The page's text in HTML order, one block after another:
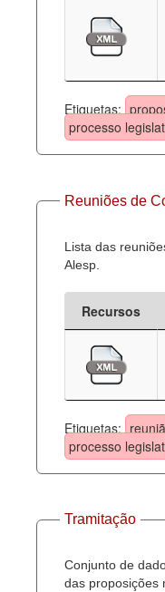
Etiquetas:
processo
Reuniões de
Lista das
Alesp.
Recursos
Etiquetas:
processo
Tramitação
Conjunto de
das proposições